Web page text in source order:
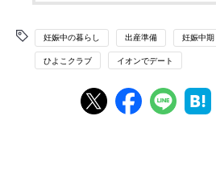
妊娠中の暮らし 出産準備 妊娠中期
ひよこクラブ イオンでデート